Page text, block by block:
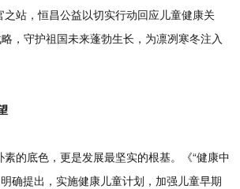
之站，恒昌公益以切实行动回应儿童健康关
，守护祖国未来蓬勃生长，为凛冽寒冬注入
的底色，更是发展最坚实的根基。《“健康中
确提出，实施健康儿童计划，加强儿童早期